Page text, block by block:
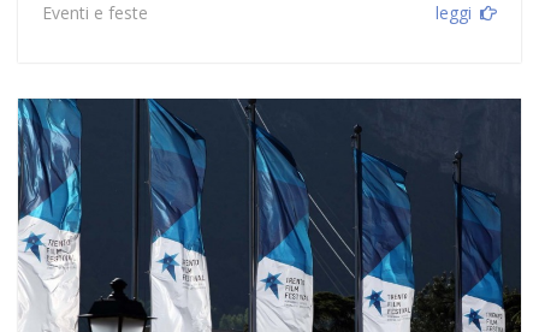
Eventi e feste leggi